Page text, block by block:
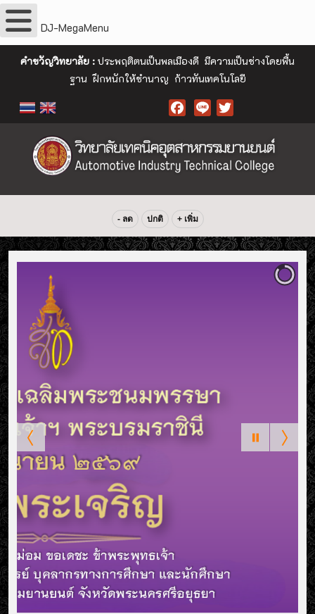
DJ-MegaMenu
คำขวัญวิทยาลัย : ประพฤติตนเป็นพลเมืองดี มีความเป็นช่างโดยพื้น
ฐาน ฝึกหนักให้ชำนาญ ก้าวทันเทคโนโลยี
- ลด ปกติ + เพิ่ม